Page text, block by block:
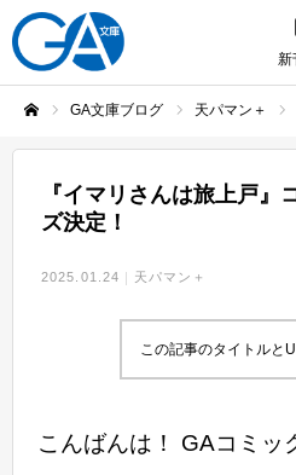
新
GA文庫ブログ 天パマン＋
『イマリさんは旅上戸』
ズ決定！
2025.01.24 天パマン＋
この記事のタイトルと
こんばんは！ GAコミッ